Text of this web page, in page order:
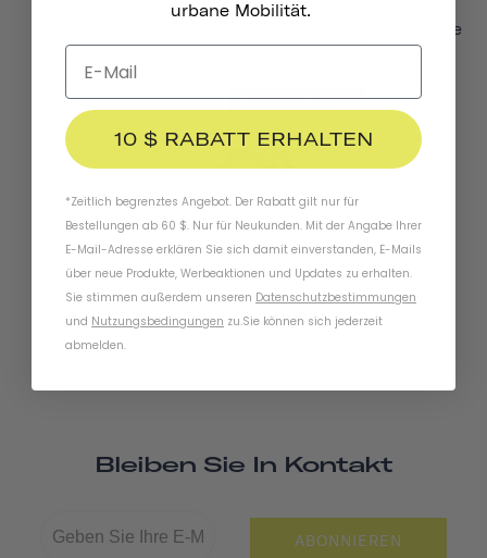
Magnetische Helmleuchte
249,00 kr
AUSVERKAUFT
Pennant Fahrradklingel
Bleiben Sie In Kontakt
ABONNIEREN
urbane Mobilität.
10 $ RABATT ERHALTEN
*Zeitlich begrenztes Angebot. Der Rabatt gilt nur für
Bestellungen ab 60 $. Nur für Neukunden. Mit der Angabe Ihrer
E-Mail-Adresse erklären Sie sich damit einverstanden, E-Mails
über neue Produkte, Werbeaktionen und Updates zu erhalten.
Sie stimmen außerdem unseren Datenschutzbestimmungen
und Nutzungsbedingungen zu.Sie können sich jederzeit
abmelden.